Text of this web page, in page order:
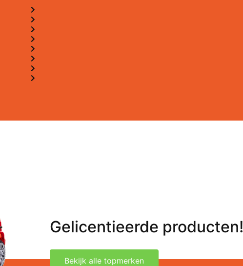
Gelicentieerde producten!
Bekijk alle topmerken